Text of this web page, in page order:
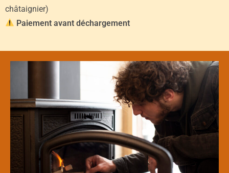
châtaignier)
Paiement avant déchargement